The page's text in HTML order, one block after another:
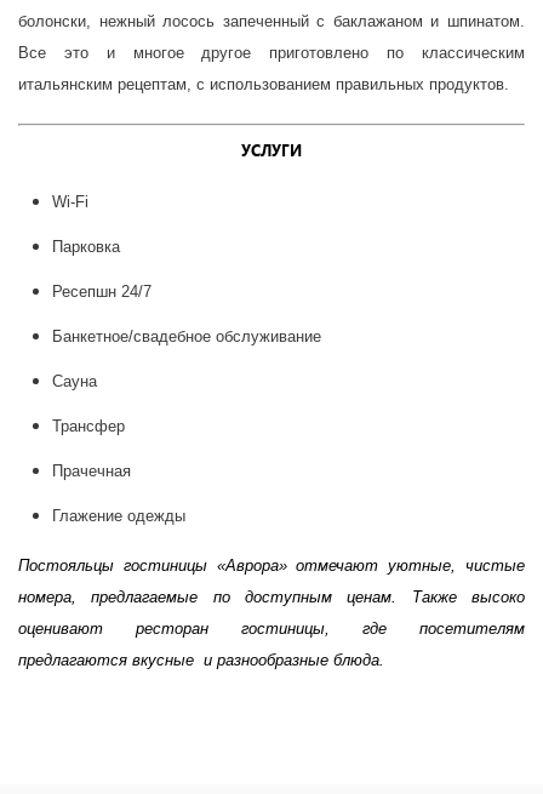
болонски, нежный лосось запеченный с баклажаном и шпинатом.
Все это и многое другое приготовлено по классическим
итальянским рецептам, с использованием правильных продуктов.
УСЛУГИ
Wi-Fi
Парковка
Ресепшн 24/7
Банкетное/свадебное обслуживание
Сауна
Трансфер
Прачечная
Глажение одежды
Постояльцы гостиницы «Аврора» отмечают уютные, чистые
номера, предлагаемые по доступным ценам. Также высоко
оценивают ресторан гостиницы, где посетителям
предлагаются вкусные и разнообразные блюда.